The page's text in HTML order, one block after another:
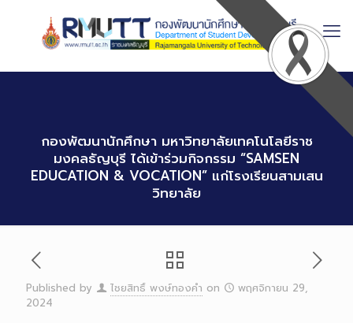
กองพัฒนานักศึกษา มหาวิทยาลัยเทคโนโลยีราช
มงคลธัญบุรี ได้เข้าร่วมกิจกรรม “SAMSEN
EDUCATION & VOCATION” แก่โรงเรียนสามเสน
วิทยาลัย
Published by ไชยสิทธิ์ พงษ์ทองคำ on
พฤศจิกายน 29,
2024